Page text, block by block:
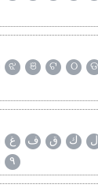
ଝ ଞ ଟ ଠ ଡ
غ ف ق ك ل
۹